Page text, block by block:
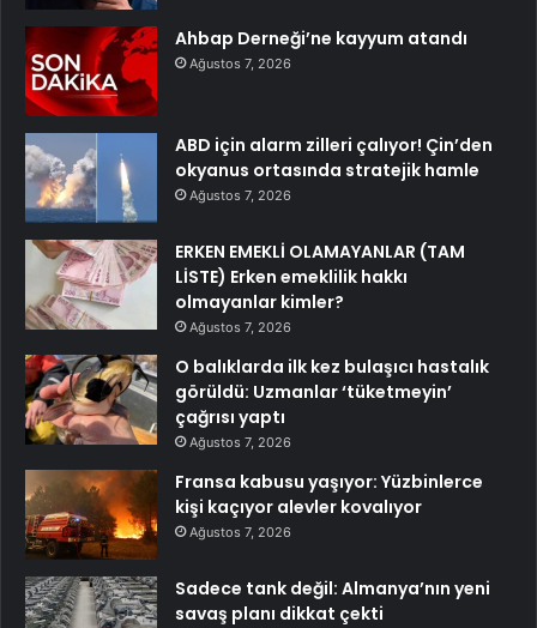
Ahbap Derneği’ne kayyum atandı
Ağustos 7, 2026
ABD için alarm zilleri çalıyor! Çin’den
okyanus ortasında stratejik hamle
Ağustos 7, 2026
ERKEN EMEKLİ OLAMAYANLAR (TAM
LİSTE) Erken emeklilik hakkı
olmayanlar kimler?
Ağustos 7, 2026
O balıklarda ilk kez bulaşıcı hastalık
görüldü: Uzmanlar ‘tüketmeyin’
çağrısı yaptı
Ağustos 7, 2026
Fransa kabusu yaşıyor: Yüzbinlerce
kişi kaçıyor alevler kovalıyor
Ağustos 7, 2026
Sadece tank değil: Almanya’nın yeni
savaş planı dikkat çekti